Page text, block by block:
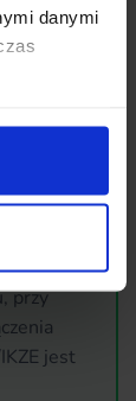
danymi
nie
przy
jest